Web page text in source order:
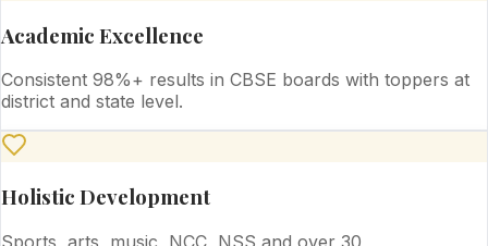
Academic Excellence
Consistent 98%+ results in CBSE boards with toppers at
district and state level.
Holistic Development
Sports, arts, music, NCC, NSS and over 30